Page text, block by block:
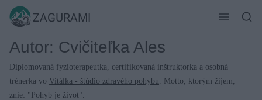
Skip
content
ZAGURAMI
Autor: Cvičiteľka Ales
Diplomovaná fyzioterapeutka, certifikovaná inštruktorka a osobná
trénerka vo Vitálka - štúdio zdravého pohybu . Motto, ktorým žijem,
znie: "Pohyb je život".